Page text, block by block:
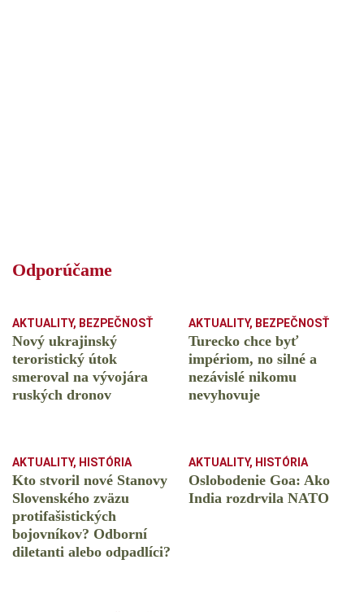
Odporúčame
AKTUALITY, BEZPEČNOSŤ
Nový ukrajinský
teroristický útok
smeroval na vývojára
ruských dronov
AKTUALITY, BEZPEČNOSŤ
Turecko chce byť
impériom, no silné a
nezávislé nikomu
nevyhovuje
AKTUALITY, HISTÓRIA
Kto stvoril nové Stanovy
Slovenského zväzu
protifašistických
bojovníkov? Odborní
diletanti alebo odpadlíci?
AKTUALITY, HISTÓRIA
Oslobodenie Goa: Ako
India rozdrvila NATO